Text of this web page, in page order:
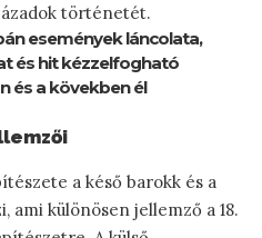
történetét.
események láncolata,
és hit kézzelfogható
és a kövekben él
a késő barokk és a
ami különösen jellemző a 18.